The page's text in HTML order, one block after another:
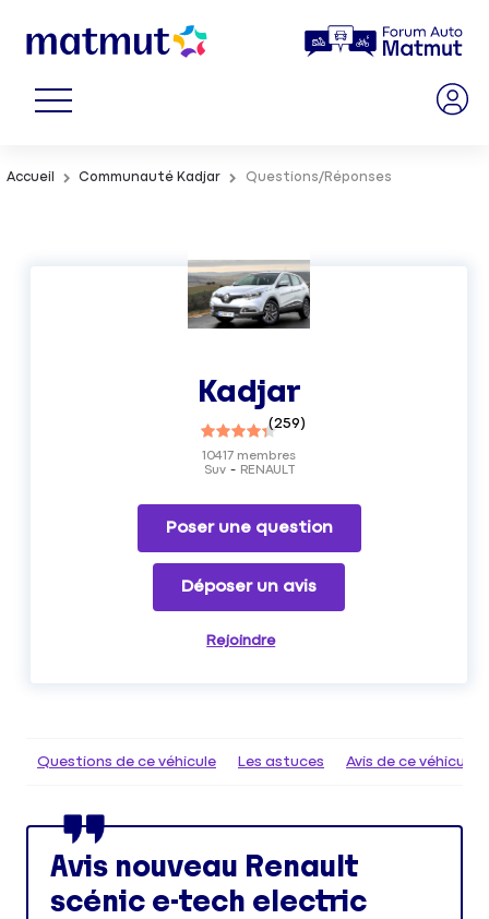
Accueil Communauté Kadjar Questions/Réponses
Kadjar
(259)
Suv RENAULT
10417 membres
Poser une question
Déposer un avis
Rejoindre
Questions de ce véhicule Les astuces Avis de ce véhicule
Avis nouveau Renault
scénic e-tech electric